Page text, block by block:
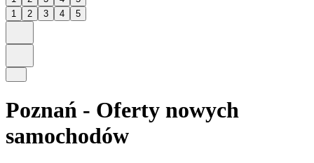
1
2 3 4 5
Poznań - Oferty nowych
samochodów